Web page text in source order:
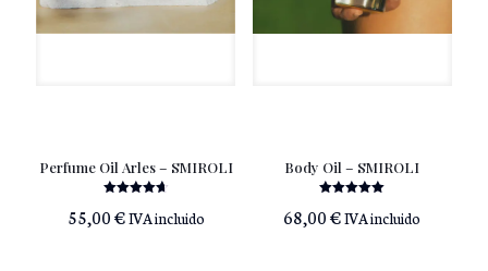
Perfume Oil Arles – SMIROLI
con
55,00€IVA incluido
Body Oil – SMIROLI
con
68,00€IVA incluido